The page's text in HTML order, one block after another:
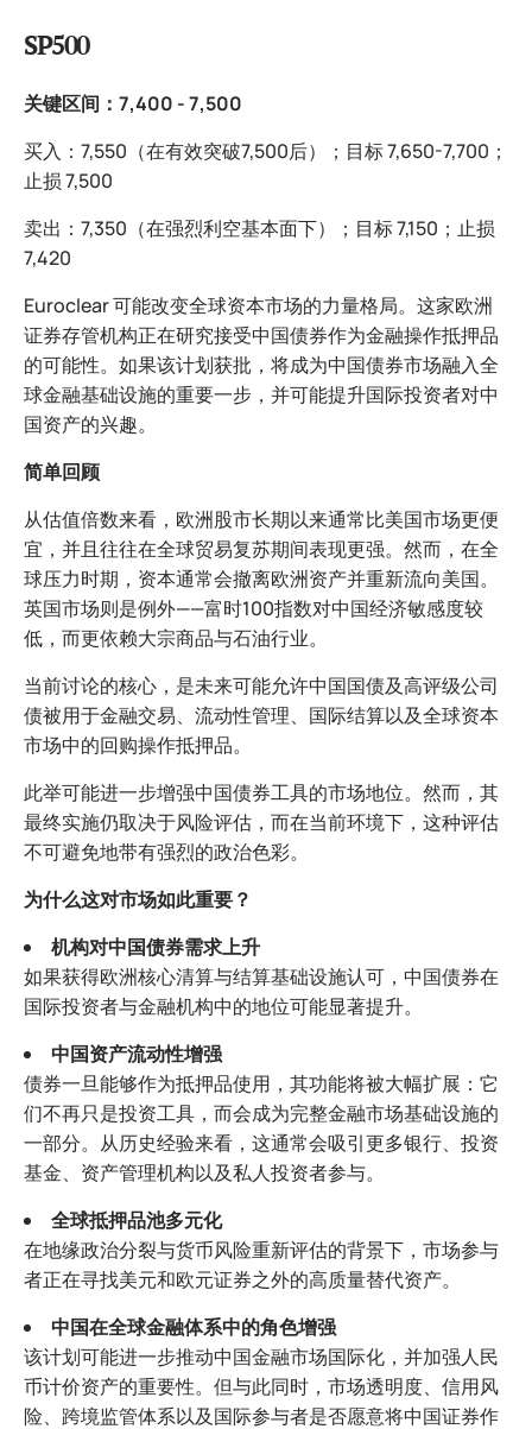
SP500
关键区间：7,400 - 7,500
买入：7,550（在有效突破7,500后）；目标 7,650-7,700；
止损 7,500
卖出：7,350（在强烈利空基本面下）；目标 7,150；止损
7,420
Euroclear 可能改变全球资本市场的力量格局。这家欧洲
证券存管机构正在研究接受中国债券作为金融操作抵押品
的可能性。如果该计划获批，将成为中国债券市场融入全
球金融基础设施的重要一步，并可能提升国际投资者对中
国资产的兴趣。
简单回顾
从估值倍数来看，欧洲股市长期以来通常比美国市场更便
宜，并且往往在全球贸易复苏期间表现更强。然而，在全
球压力时期，资本通常会撤离欧洲资产并重新流向美国。
英国市场则是例外——富时100指数对中国经济敏感度较
低，而更依赖大宗商品与石油行业。
当前讨论的核心，是未来可能允许中国国债及高评级公司
债被用于金融交易、流动性管理、国际结算以及全球资本
市场中的回购操作抵押品。
此举可能进一步增强中国债券工具的市场地位。然而，其
最终实施仍取决于风险评估，而在当前环境下，这种评估
不可避免地带有强烈的政治色彩。
为什么这对市场如此重要？
机构对中国债券需求上升
如果获得欧洲核心清算与结算基础设施认可，中国债券在
国际投资者与金融机构中的地位可能显著提升。
中国资产流动性增强
债券一旦能够作为抵押品使用，其功能将被大幅扩展：它
们不再只是投资工具，而会成为完整金融市场基础设施的
一部分。从历史经验来看，这通常会吸引更多银行、投资
基金、资产管理机构以及私人投资者参与。
全球抵押品池多元化
在地缘政治分裂与货币风险重新评估的背景下，市场参与
者正在寻找美元和欧元证券之外的高质量替代资产。
中国在全球金融体系中的角色增强
该计划可能进一步推动中国金融市场国际化，并加强人民
币计价资产的重要性。但与此同时，市场透明度、信用风
险、跨境监管体系以及国际参与者是否愿意将中国证券作